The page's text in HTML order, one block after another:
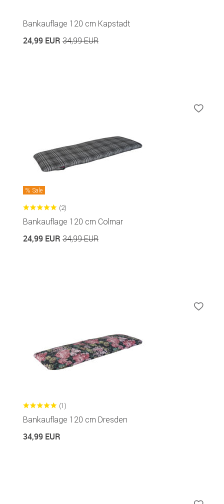
Bankauflage 120 cm Kapstadt
24,99 EUR 34,99 EUR
Sale
(2)
Bankauflage 120 cm Colmar
24,99 EUR 34,99 EUR
(1)
Bankauflage 120 cm Dresden
34,99 EUR